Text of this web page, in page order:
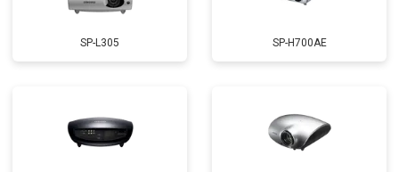
SP-L305 SP-H700AE